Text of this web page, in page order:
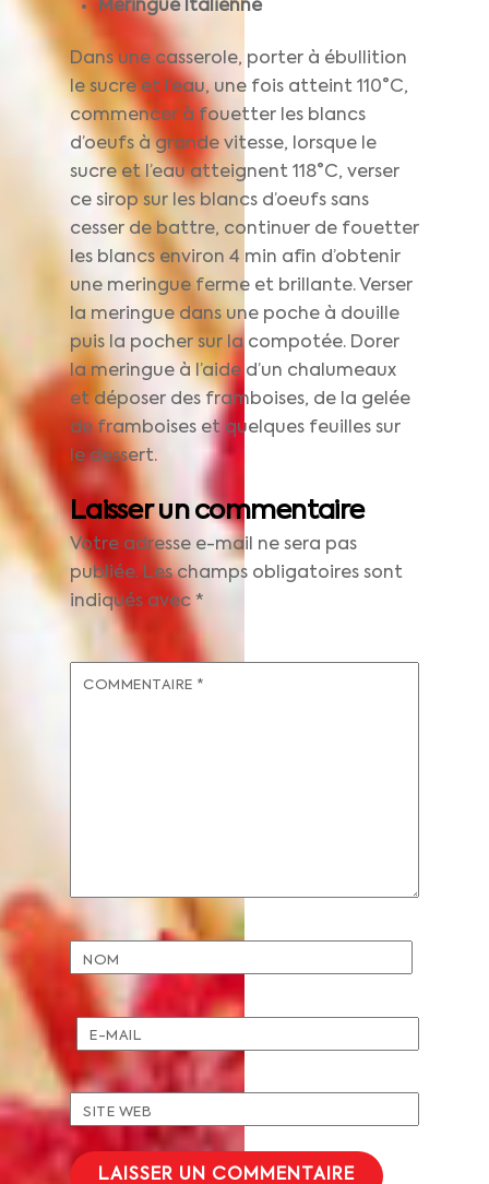
Meringue Italienne
Dans une casserole, porter à ébullition
le sucre et l’eau, une fois atteint 110°C,
commencer à fouetter les blancs
d’oeufs à grande vitesse, lorsque le
sucre et l’eau atteignent 118°C, verser
ce sirop sur les blancs d’oeufs sans
cesser de battre, continuer de fouetter
les blancs environ 4 min afin d’obtenir
une meringue ferme et brillante. Verser
la meringue dans une poche à douille
puis la pocher sur la compotée. Dorer
la meringue à l’aide d’un chalumeaux
et déposer des framboises, de la gelée
de framboises et quelques feuilles sur
le dessert.
Laisser un commentaire
Votre adresse e-mail ne sera pas
publiée. Les champs obligatoires sont
indiqués avec *
COMMENTAIRE *
NOM
E-MAIL
SITE WEB